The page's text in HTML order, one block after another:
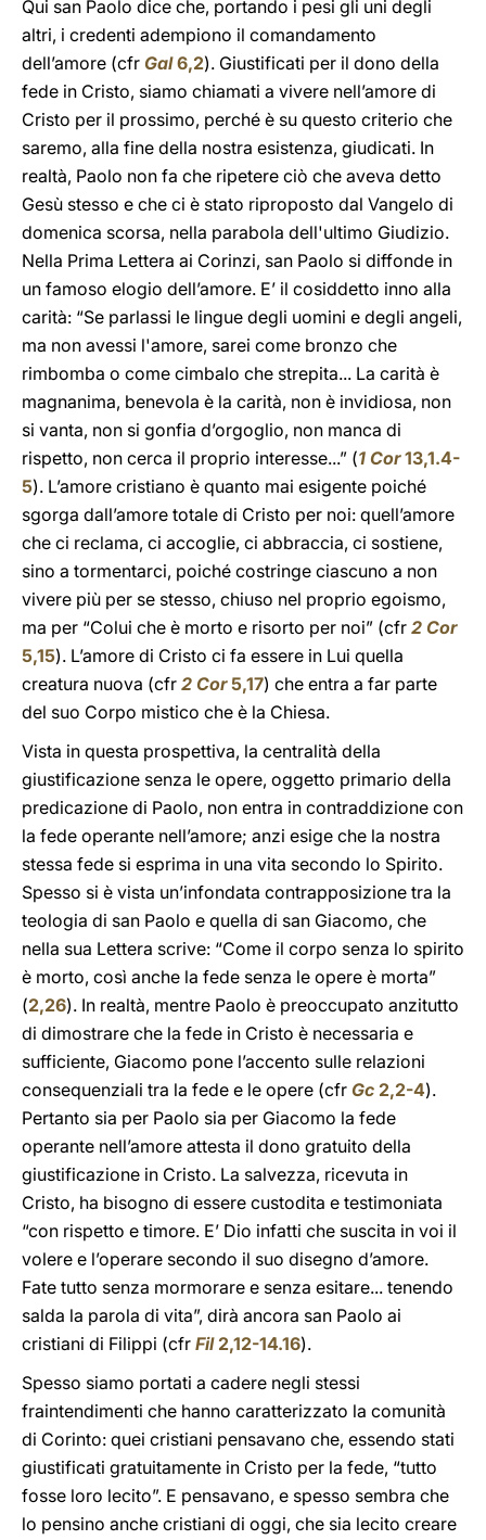
Qui san Paolo dice che, portando i pesi gli uni degli
altri, i credenti adempiono il comandamento
dell’amore (cfr Gal6,2). Giustificati per il dono della
fede in Cristo, siamo chiamati a vivere nell’amore di
Cristo per il prossimo, perché è su questo criterio che
saremo, alla fine della nostra esistenza, giudicati. In
realtà, Paolo non fa che ripetere ciò che aveva detto
Gesù stesso e che ci è stato riproposto dal Vangelo di
domenica scorsa, nella parabola dell'ultimo Giudizio.
Nella Prima Lettera ai Corinzi, san Paolo si diffonde in
un famoso elogio dell’amore. E’ il cosiddetto inno alla
carità: “Se parlassi le lingue degli uomini e degli angeli,
ma non avessi l'amore, sarei come bronzo che
rimbomba o come cimbalo che strepita... La carità è
magnanima, benevola è la carità, non è invidiosa, non
si vanta, non si gonfia d’orgoglio, non manca di
rispetto, non cerca il proprio interesse...” (1 Cor13,1.4-
5). L’amore cristiano è quanto mai esigente poiché
sgorga dall’amore totale di Cristo per noi: quell’amore
che ci reclama, ci accoglie, ci abbraccia, ci sostiene,
sino a tormentarci, poiché costringe ciascuno a non
vivere più per se stesso, chiuso nel proprio egoismo,
ma per “Colui che è morto e risorto per noi” (cfr 2 Cor
5,15). L’amore di Cristo ci fa essere in Lui quella
creatura nuova (cfr 2 Cor5,17) che entra a far parte
del suo Corpo mistico che è la Chiesa.
Vista in questa prospettiva, la centralità della
giustificazione senza le opere, oggetto primario della
predicazione di Paolo, non entra in contraddizione con
la fede operante nell’amore; anzi esige che la nostra
stessa fede si esprima in una vita secondo lo Spirito.
Spesso si è vista un’infondata contrapposizione tra la
teologia di san Paolo e quella di san Giacomo, che
nella sua Lettera scrive: “Come il corpo senza lo spirito
è morto, così anche la fede senza le opere è morta”
(2,26). In realtà, mentre Paolo è preoccupato anzitutto
di dimostrare che la fede in Cristo è necessaria e
sufficiente, Giacomo pone l’accento sulle relazioni
consequenziali tra la fede e le opere (cfr Gc 2,2-4).
Pertanto sia per Paolo sia per Giacomo la fede
operante nell’amore attesta il dono gratuito della
giustificazione in Cristo. La salvezza, ricevuta in
Cristo, ha bisogno di essere custodita e testimoniata
“con rispetto e timore. E’ Dio infatti che suscita in voi il
volere e l’operare secondo il suo disegno d’amore.
Fate tutto senza mormorare e senza esitare... tenendo
salda la parola di vita”, dirà ancora san Paolo ai
cristiani di Filippi (cfr Fil2,12-14.16).
Spesso siamo portati a cadere negli stessi
fraintendimenti che hanno caratterizzato la comunità
di Corinto: quei cristiani pensavano che, essendo stati
giustificati gratuitamente in Cristo per la fede, “tutto
fosse loro lecito”. E pensavano, e spesso sembra che
lo pensino anche cristiani di oggi, che sia lecito creare